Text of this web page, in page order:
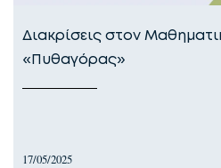
Διακρίσεις στον
«Πυθαγόρας»
17/05/2025